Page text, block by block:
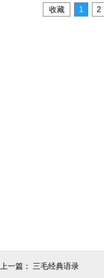
收藏 1 2
上一篇： 三毛经典语录